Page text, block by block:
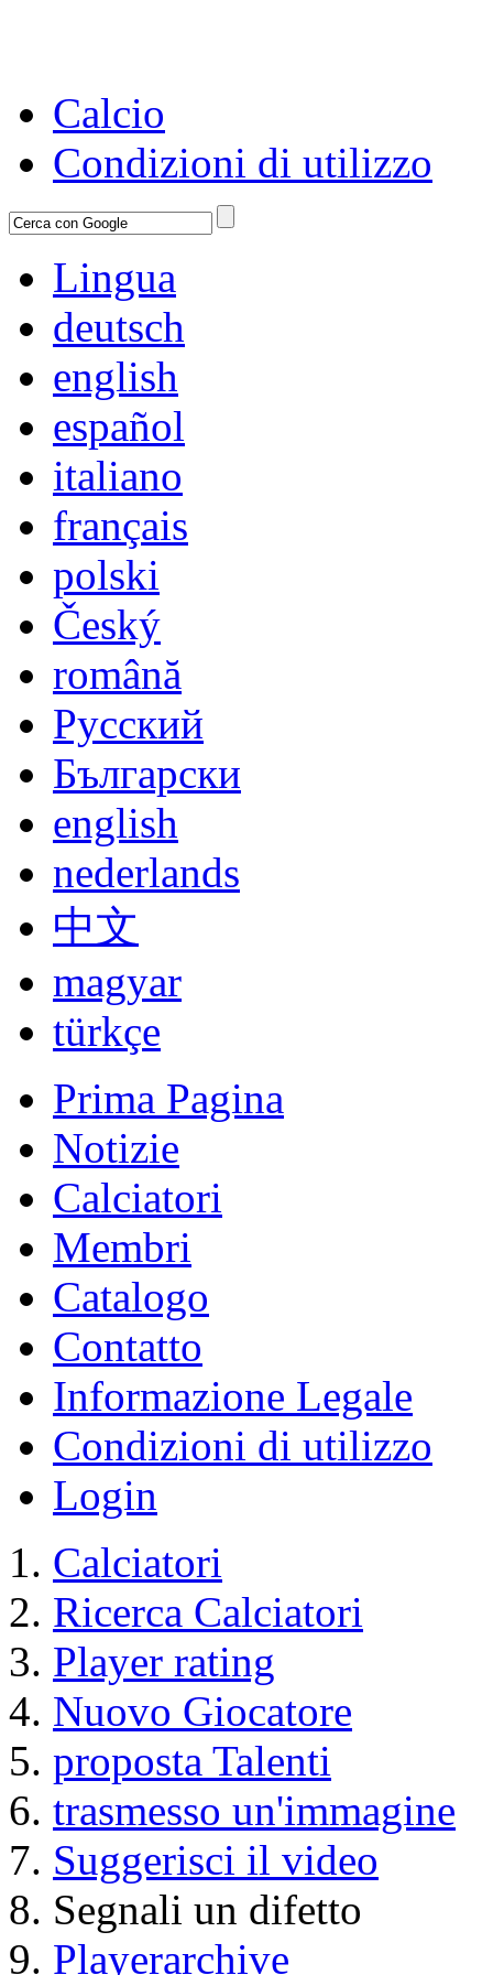
Calcio
Condizioni di utilizzo
Lingua
deutsch
english
español
italiano
français
polski
Český
română
Русский
Български
english
nederlands
中文
magyar
türkçe
Prima Pagina
Notizie
Calciatori
Membri
Catalogo
Contatto
Informazione Legale
Condizioni di utilizzo
Login
Calciatori
Ricerca Calciatori